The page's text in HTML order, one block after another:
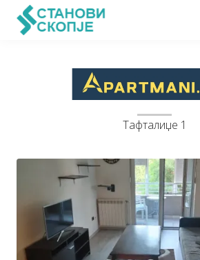
Тафталиџе 1